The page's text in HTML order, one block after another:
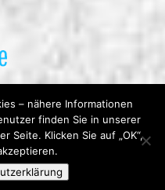
e.V. |Impressum
– nähere Informationen
finden Sie in unserer
Seite. Klicken Sie auf „OK“,